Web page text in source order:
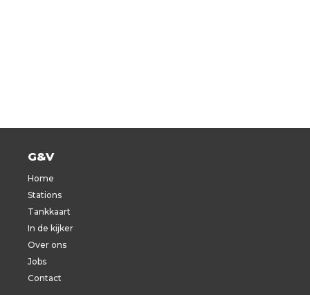
G&V
Home
Stations
Tankkaart
In de kijker
Over ons
Jobs
Contact